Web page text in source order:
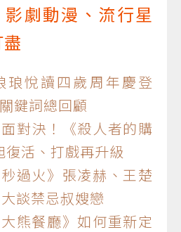
影劇動漫、流行星
悅讀四歲周年慶登
鍵詞總回顧
對決！《殺人者的購
活、打戲再升級
過火》張凌赫、王楚
談禁忌叔嫂戀
熊餐廳》如何重新定